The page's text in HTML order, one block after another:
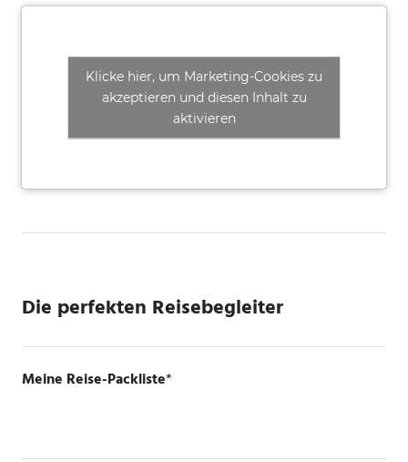
Klicke hier, um Marketing-Cookies zu
akzeptieren und diesen Inhalt zu
aktivieren
Die perfekten Reisebegleiter
Meine Reise-Packliste*